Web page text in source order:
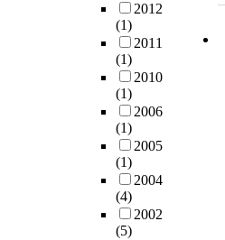
2012
(1)
2011
(1)
2010
(1)
2006
(1)
2005
(1)
2004
(4)
2002
(5)